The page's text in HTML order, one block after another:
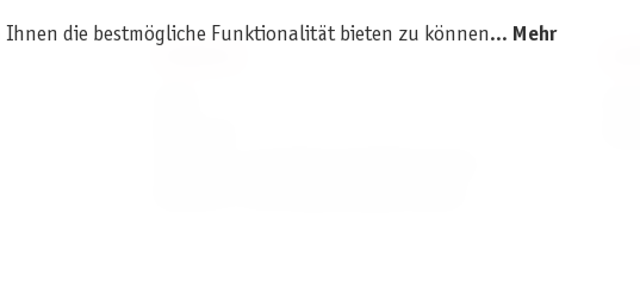
Ihnen die bestmögliche Funktionalität bieten zu können... Mehr